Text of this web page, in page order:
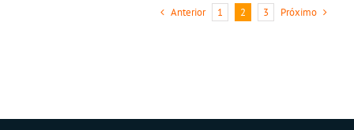
Anterior 1 2 3 Próximo